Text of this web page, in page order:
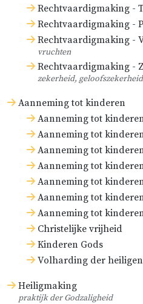
Rechtvaardigmaking -
Rechtvaardigmaking -
Rechtvaardigmaking -
vruchten
Rechtvaardigmaking -
zekerheid, geloofszekerheid
Aanneming tot kinderen
Aanneming tot
Aanneming tot
Aanneming tot
Aanneming tot
Aanneming tot
Aanneming tot
Aanneming tot
Christelijke vrijheid
Kinderen Gods
Volharding der heiligen
Heiligmaking
praktijk der Godzaligheid